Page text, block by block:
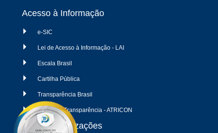
Acesso à Informação
e-SIC
Lei de Acesso à Informação - LAI
Escala Brasil
Cartilha Pública
Transparência Brasil
Radar da Transparência - ATRICON
Últimas atualizações